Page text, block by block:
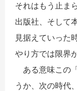
それはもう止ま
出版社、そして
見据えていった
やり方では限界
ある意味この
うか、次の時代